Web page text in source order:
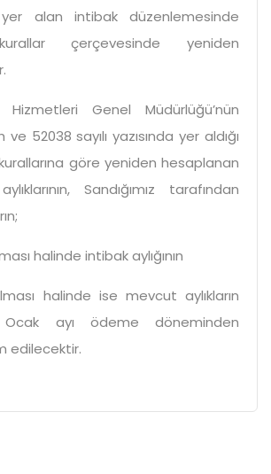
alan intibak düzenlemesinde
çerçevesinde yeniden
Hizmetleri Genel Müdürlüğü’nün
ve 52038 sayılıyazısında yer aldığı
göre yeniden hesaplanan
Sandığımız tarafından
halinde intibak aylığının
halinde ise mevcut aylıkların
Ocak ayı ödeme döneminden
edilecektir.